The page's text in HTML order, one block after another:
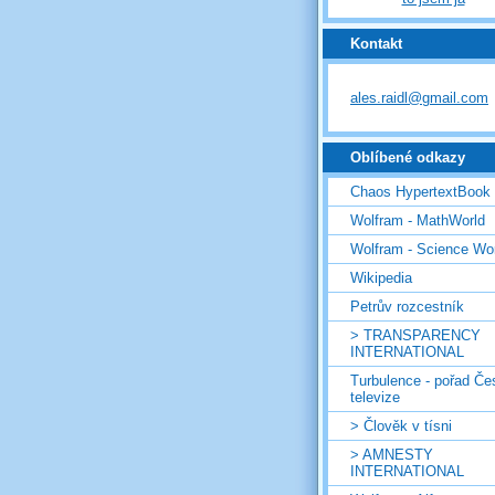
Kontakt
ales.raidl@gmail.com
Oblíbené odkazy
Chaos HypertextBook
Wolfram - MathWorld
Wolfram - Science
Wikipedia
Petrův rozcestník
> TRANSPARENCY
INTERNATIONAL
Turbulence - pořad
televize
> Člověk v tísni
> AMNESTY
INTERNATIONAL